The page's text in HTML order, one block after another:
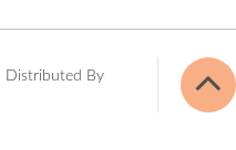
| Distributed By